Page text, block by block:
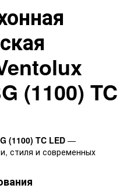
(1100) TC
(1100) TC LED —
стиля и современных